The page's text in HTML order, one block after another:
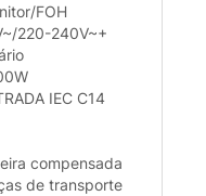
FOH
220-240V~+
IEC C14
compensada
de transporte